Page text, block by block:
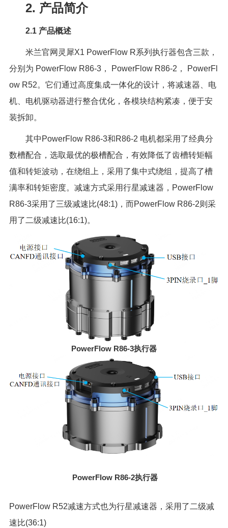
2. 产品简介
2.1 产品概述
米兰官网灵犀X1 PowerFlow R系列执行器包含三款，
分别为 PowerFlow R86-3， PowerFlow R86-2， PowerFl
ow R52。它们通过高度集成一体化的设计，将减速器、电
机、电机驱动器进行整合优化，各模块结构紧凑，便于安
装拆卸。
其中PowerFlow R86-3和R86-2 电机都采用了经典分
数槽配合，选取最优的极槽配合，有效降低了齿槽转矩幅
值和转矩波动，在绕组上，采用了集中式绕组，提高了槽
满率和转矩密度。减速方式采用行星减速器，PowerFlow
R86-3采用了三级减速比(48:1)，而PowerFlow R86-2则采
用了二级减速比(16:1)。
PowerFlow R86-3执行器
PowerFlow R86-2执行器
PowerFlow R52减速方式也为行星减速器，采用了二级减
速比(36:1)